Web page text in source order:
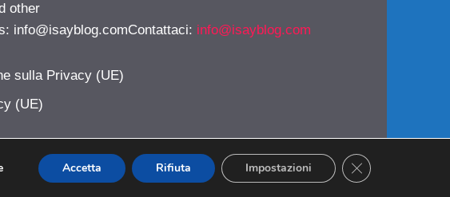
other
info@isayblog.comContattaci: info@isayblog.com
sulla Privacy (UE)
(UE)
Accetta Rifiuta Impostazioni CLOSE GDPR